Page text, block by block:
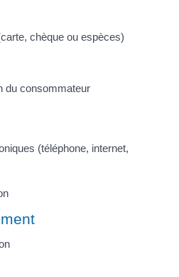
chèque ou espèces)
du consommateur
(téléphone, internet,